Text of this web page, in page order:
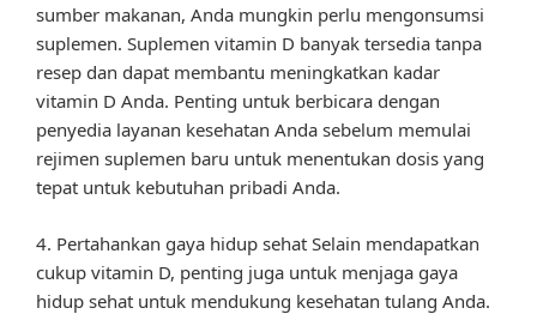
sumber makanan, Anda mungkin perlu mengonsumsi
suplemen. Suplemen vitamin D banyak tersedia tanpa
resep dan dapat membantu meningkatkan kadar
vitamin D Anda. Penting untuk berbicara dengan
penyedia layanan kesehatan Anda sebelum memulai
rejimen suplemen baru untuk menentukan dosis yang
tepat untuk kebutuhan pribadi Anda.
4. Pertahankan gaya hidup sehat Selain mendapatkan
cukup vitamin D, penting juga untuk menjaga gaya
hidup sehat untuk mendukung kesehatan tulang Anda.